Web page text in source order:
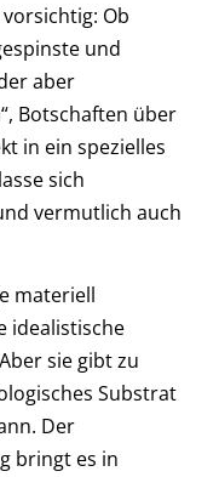
Ob
und
aber
Botschaften über
in ein spezielles
sich
vermutlich auch
materiell
idealistische
sie gibt zu
Substrat
Der
bringt es in